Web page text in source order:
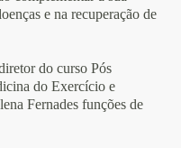
e na recuperação de
do curso Pós
do Exercício e
Fernades funções de